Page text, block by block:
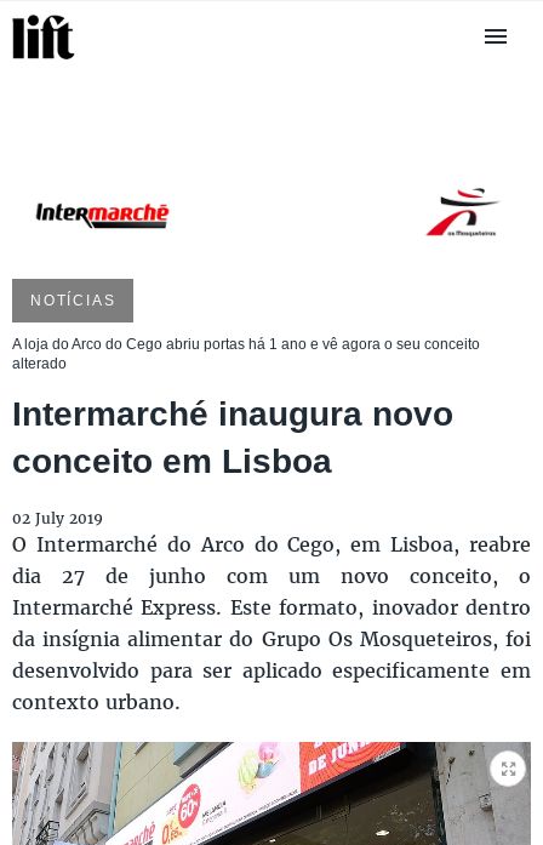
NOTÍCIAS
A loja do Arco do Cego abriu portas há 1 ano e vê agora o seu conceito
alterado
Intermarché inaugura novo
conceito em Lisboa
02 July 2019
O Intermarché do Arco do Cego, em Lisboa, reabre
dia 27 de junho com um novo conceito, o
Intermarché Express. Este formato, inovador dentro
da insígnia alimentar do Grupo Os Mosqueteiros, foi
desenvolvido para ser aplicado especificamente em
contexto urbano.